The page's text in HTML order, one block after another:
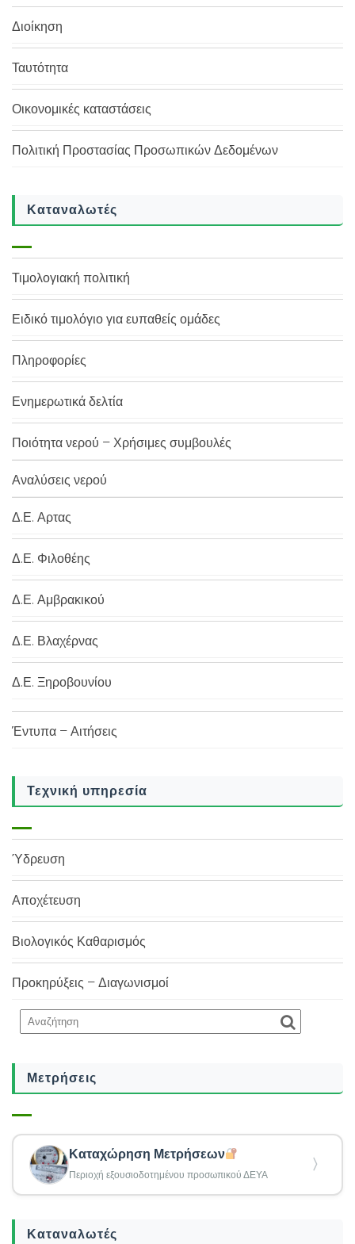
Διοίκηση
Ταυτότητα
Οικονομικές καταστάσεις
Πολιτική Προστασίας Προσωπικών Δεδομένων
Καταναλωτές
Τιμολογιακή πολιτική
Ειδικό τιμολόγιο για ευπαθείς ομάδες
Πληροφορίες
Ενημερωτικά δελτία
Ποιότητα νερού – Χρήσιμες συμβουλές
Αναλύσεις νερού
Δ.Ε. Αρτας
Δ.Ε. Φιλοθέης
Δ.Ε. Αμβρακικού
Δ.Ε. Βλαχέρνας
Δ.Ε. Ξηροβουνίου
Έντυπα – Αιτήσεις
Τεχνική υπηρεσία
Ύδρευση
Αποχέτευση
Βιολογικός Καθαρισμός
Προκηρύξεις – Διαγωνισμοί
Μετρήσεις
Καταχώρηση Μετρήσεων
Περιοχή εξουσιοδοτημένου προσωπικού ΔΕΥΑ
〉
Καταναλωτές